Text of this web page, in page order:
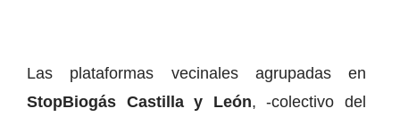
Las plataformas vecinales agrupadas en
StopBiogás Castilla y León, -colectivo del